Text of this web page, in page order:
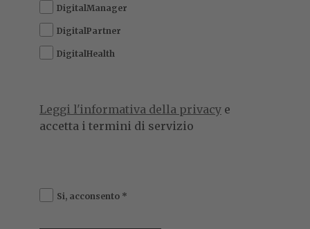
DigitalManager
DigitalPartner
DigitalHealth
Leggi l'informativa della privacy e
accetta i termini di servizio
Si, acconsento *